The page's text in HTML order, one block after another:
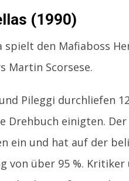
(1990)
spielt den Mafiaboss
Martin Scorsese.
Pileggi durchliefen
Drehbuch einigten.
ein und hat auf der
von über 95 %.